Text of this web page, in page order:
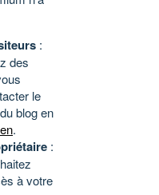
:
des
le
blog en
.
:
à votre